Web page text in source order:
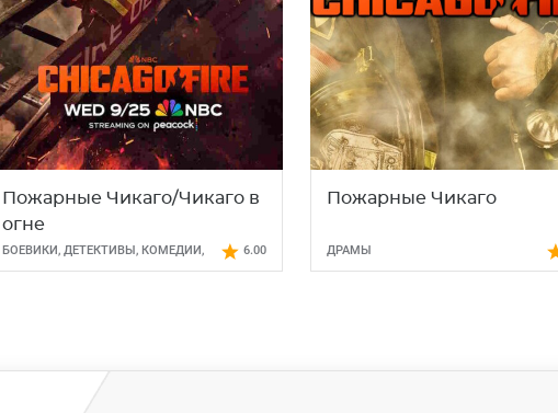
Пожарные Чикаго/Чикаго в
огне
БОЕВИКИ, ДЕТЕКТИВЫ, КОМЕДИИ,
ТРИЛЛЕРЫ
6.00
Пожарные Чикаго
ДРАМЫ